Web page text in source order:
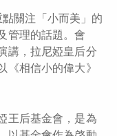
關注「小而美」的
管理的話題。會
講，拉尼婭皇后分
相信小的偉大》
王后基金會，是為